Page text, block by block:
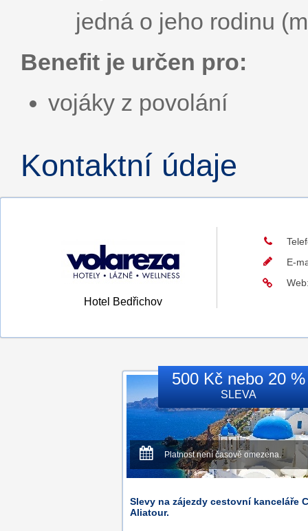
jedná o jeho rodinu
Benefit je určen pro:
vojáky z povolání
Kontaktní údaje
Hotel Bedřichov
E-
500 Kč nebo 20 %
SLEVA
Platnost není časově omezena.
Slevy na zájezdy cestovní kanceláře
Aliatour.